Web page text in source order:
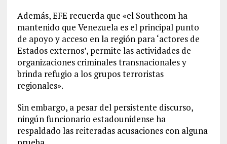
Además, EFE recuerda que «el Southcom ha
mantenido que Venezuela es el principal punto
de apoyo y acceso en la región para ‘actores de
Estados externos’, permite las actividades de
organizaciones criminales transnacionales y
brinda refugio a los grupos terroristas
regionales».
Sin embargo, a pesar del persistente discurso,
ningún funcionario estadounidense ha
respaldado las reiteradas acusaciones con alguna